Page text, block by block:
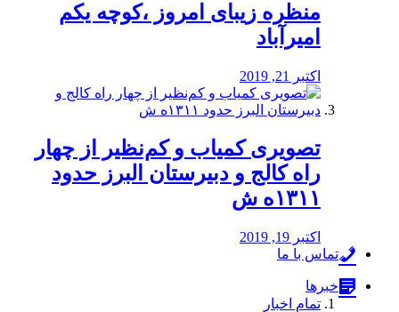
منظره‌‌ زیبای امروز ،کوچه یکم
امیرآباد
اکتبر 21, 2019
️تصویری کمیاب و کم‌نظیر از چهار
راه كالج و دبيرستان البرز حدود
۱۳۱۱ه ش
اکتبر 19, 2019
تماس با ما
خبرها
تمام اخبار